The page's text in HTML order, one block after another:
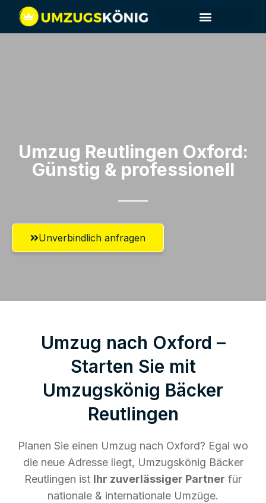
Umzug Reutlingen​ Oxford:
Günstig & professionell​
Unverbindlich anfragen
Umzug nach Oxford –
Starten Sie mit
Umzugskönig Bäcker
Reutlingen
Planen Sie einen Umzug nach Oxford? Egal wo
die neue Adresse liegt, Umzugskönig Bäcker
Reutlingen ist Ihr zuverlässiger Partner für
nationale & internationale Umzüge.